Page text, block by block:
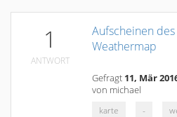
1
ANTWORT
Aufscheinen
Weathermap
Gefragt 11, Mär
von michael
karte
-